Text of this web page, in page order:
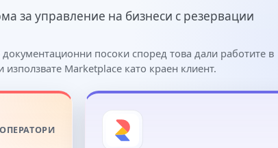
за управление на бизнеси с резервации
посоки според това дали работите в
използвате Marketplace като краен клиент.